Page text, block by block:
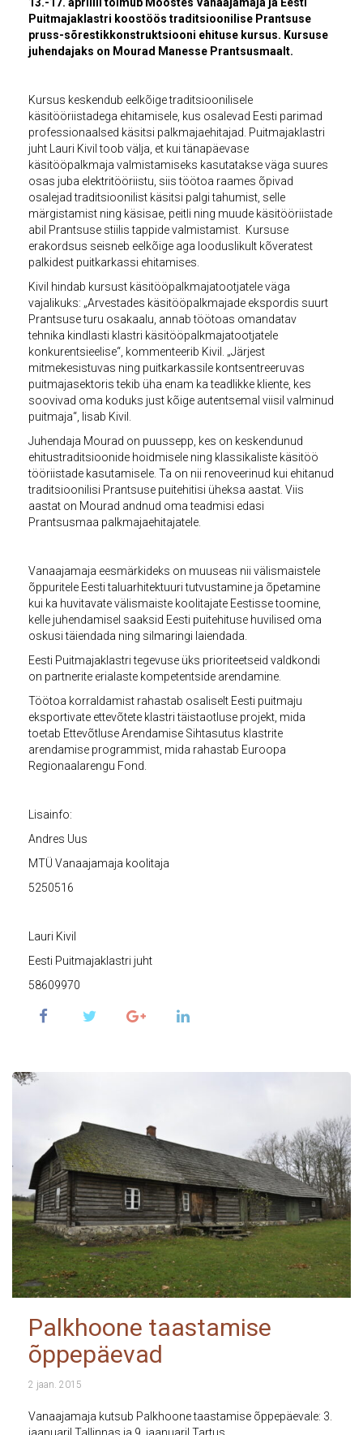
Puitmajaklastri koostöös traditsioonilise Prantsuse
pruss-sõrestikkonstruktsiooni ehituse kursus. Kursuse
juhendajaks on Mourad Manesse Prantsusmaalt.
Kursus keskendub eelkõige traditsioonilisele
käsitööriistadega ehitamisele, kus osalevad Eesti parimad
professionaalsed käsitsi palkmajaehitajad. Puitmajaklastri
juht Lauri Kivil toob välja, et kui tänapäevase
käsitööpalkmaja valmistamiseks kasutatakse väga suures
osas juba elektritööriistu, siis töötoa raames õpivad
osalejad traditsioonilist käsitsi palgi tahumist, selle
märgistamist ning käsisae, peitli ning muude käsitööriistade
abil Prantsuse stiilis tappide valmistamist. Kursuse
erakordsus seisneb eelkõige aga looduslikult kõveratest
palkidest puitkarkassi ehitamises.
Kivil hindab kursust käsitööpalkmajatootjatele väga
vajalikuks: „Arvestades käsitööpalkmajade ekspordis suurt
Prantsuse turu osakaalu, annab töötoas omandatav
tehnika kindlasti klastri käsitööpalkmajatootjatele
konkurentsieelise“, kommenteerib Kivil. „Järjest
mitmekesistuvas ning puitkarkassile kontsentreeruvas
puitmajasektoris tekib üha enam ka teadlikke kliente, kes
soovivad oma koduks just kõige autentsemal viisil valminud
puitmaja“, lisab Kivil.
Juhendaja Mourad on puussepp, kes on keskendunud
ehitustraditsioonide hoidmisele ning klassikaliste käsitöö
tööriistade kasutamisele. Ta on nii renoveerinud kui ehitanud
traditsioonilisi Prantsuse puitehitisi üheksa aastat. Viis
aastat on Mourad andnud oma teadmisi edasi
Prantsusmaa palkmajaehitajatele.
Vanaajamaja eesmärkideks on muuseas nii välismaistele
õppuritele Eesti taluarhitektuuri tutvustamine ja õpetamine
kui ka huvitavate välismaiste koolitajate Eestisse toomine,
kelle juhendamisel saaksid Eesti puitehituse huvilised oma
oskusi täiendada ning silmaringi laiendada.
Eesti Puitmajaklastri tegevuse üks prioriteetseid valdkondi
on partnerite erialaste kompetentside arendamine.
Töötoa korraldamist rahastab osaliselt Eesti puitmaju
eksportivate ettevõtete klastri täistaotluse projekt, mida
toetab Ettevõtluse Arendamise Sihtasutus klastrite
arendamise programmist, mida rahastab Euroopa
Regionaalarengu Fond.
Lisainfo:
Andres Uus
MTÜ Vanaajamaja koolitaja
5250516
Lauri Kivil
Eesti Puitmajaklastri juht
58609970
Palkhoone taastamise
õppepäevad
2 jaan. 2015
Vanaajamaja kutsub Palkhoone taastamise õppepäevale: 3.
jaanuaril Tallinnas ja 9. jaanuaril Tartus.